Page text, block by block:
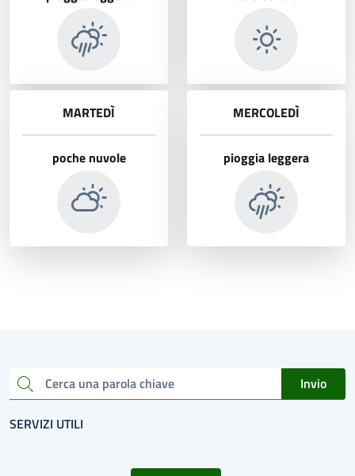
MARTEDÌ
poche nuvole
MERCOLEDÌ
pioggia leggera
Cerca una parola chiave Invio
SERVIZI UTILI